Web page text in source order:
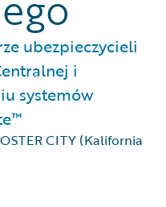
ubezpieczycieli
i
systemów
CITY (Kalifornia